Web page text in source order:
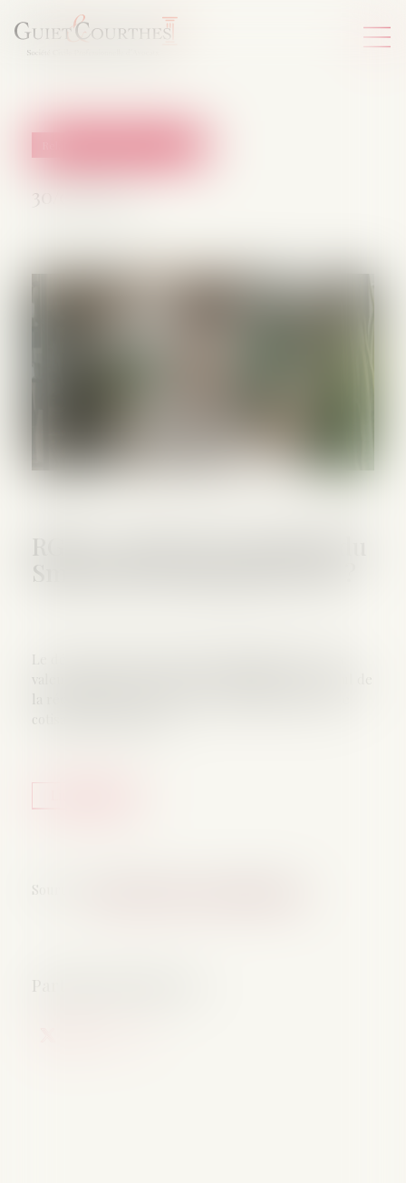
RGDU : quel est le montant du
Smic brut retenu pour 2026 ?
30/06/2026
Source :
Le décret du 12 juin 2026 gèle pour l’année 2026 la
valeur du Smic à retenir pour l’éligibilité et le calcul de
cotisations patronales...